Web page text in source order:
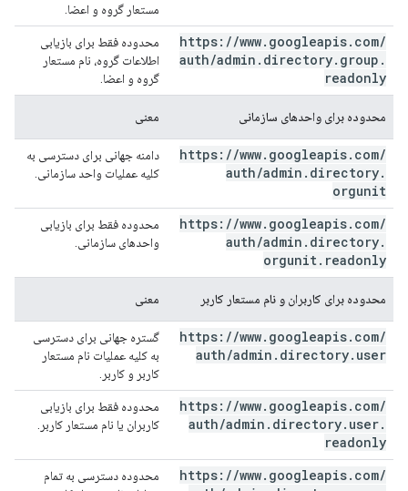
مستعار گروه و اعضا.
https: //www. googleapis. com/
auth/admin . directory. group .
readonly
محدوده فقط برای بازیابی
اطلاعات گروه، نام مستعار
گروه و اعضا.
محدوده برای واحدهای سازمانی معنی
https: //www. googleapis. com/
auth/admin . directory.
orgunit
دامنه جهانی برای دسترسی به
کلیه عملیات واحد سازمانی.
https: //www. googleapis. com/
auth/admin . directory.
orgunit. readonly
محدوده فقط برای بازیابی
واحدهای سازمانی.
محدوده برای کاربران و نام مستعار کاربر معنی
https: //www. googleapis. com/
auth/admin . directory. user
گستره جهانی برای دسترسی
به کلیه عملیات نام مستعار
کاربر و کاربر.
https: //www. googleapis. com/
auth/admin . directory. user.
readonly
محدوده فقط برای بازیابی
کاربران یا نام مستعار کاربر.
https: //www. googleapis. com/
محدوده دسترسی به تمام